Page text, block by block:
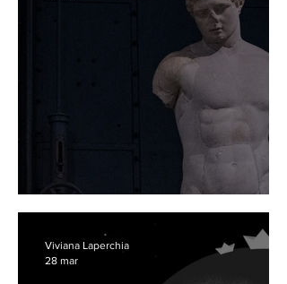
La Centrale Montemartini
Viviana Laperchia
28 mar